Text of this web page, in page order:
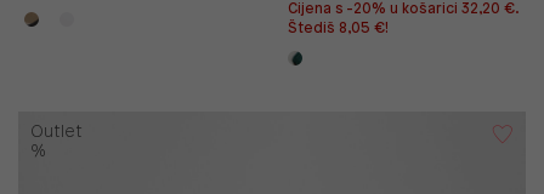
Cijena s -20% u košarici 32,20 €.
Štediš 8,05 €!
Outlet
%